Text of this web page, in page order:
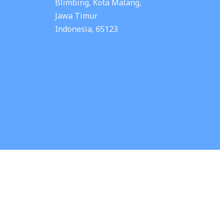
Blimbing, Kota Malang,
Jawa Timur
Indonesia, 65123